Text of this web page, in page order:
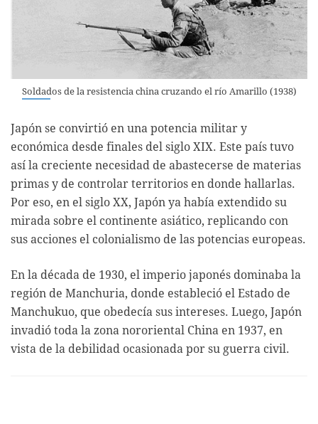
Soldados de la resistencia china cruzando el río Amarillo (1938)
Japón se convirtió en una potencia militar y
económica desde finales del siglo XIX. Este país tuvo
así la creciente necesidad de abastecerse de materias
primas y de controlar territorios en donde hallarlas.
Por eso, en el siglo XX, Japón ya había extendido su
mirada sobre el continente asiático, replicando con
sus acciones el colonialismo de las potencias europeas.
En la década de 1930, el imperio japonés dominaba la
región de Manchuria, donde estableció el Estado de
Manchukuo, que obedecía sus intereses. Luego, Japón
invadió toda la zona nororiental China en 1937, en
vista de la debilidad ocasionada por su guerra civil.